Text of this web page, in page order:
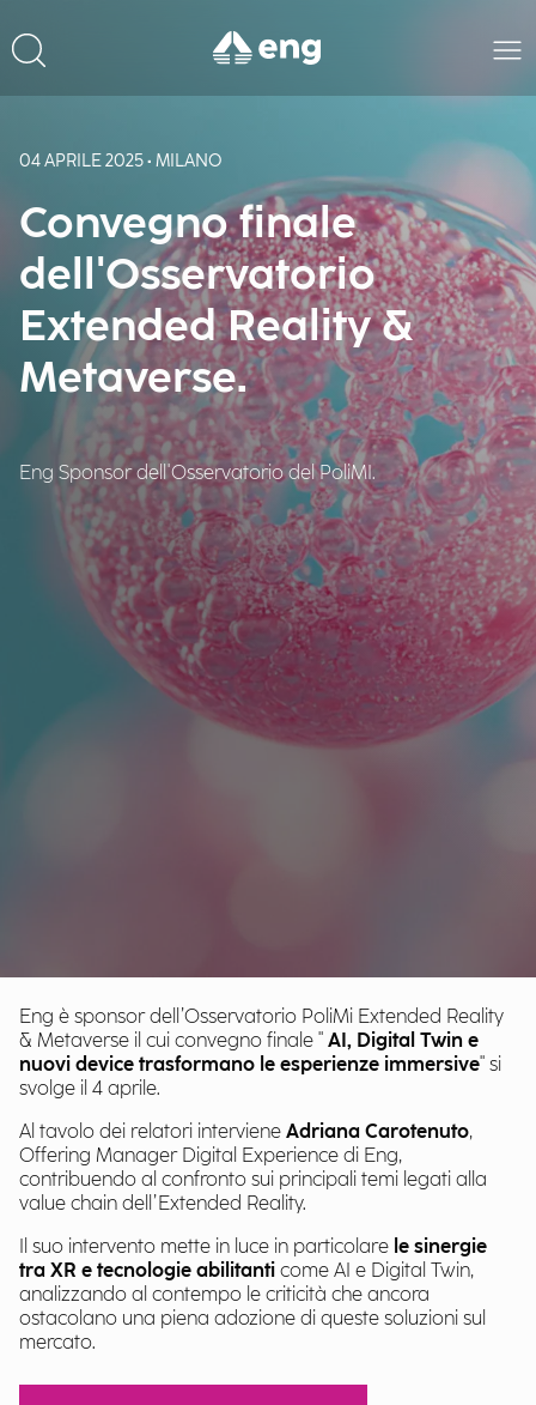
04 APRILE 2025 • MILANO
Convegno finale
dell'Osservatorio
Extended Reality &
Metaverse.
Eng Sponsor dell'Osservatorio del PoliMI.
Eng è sponsor dell’Osservatorio PoliMi Extended Reality
& Metaverse il cui convegno finale " AI, Digital Twin e
nuovi device trasformano le esperienze immersive" si
svolge il 4 aprile.
Al tavolo dei relatori interviene Adriana Carotenuto,
Offering Manager Digital Experience di Eng,
contribuendo al confronto sui principali temi legati alla
value chain dell’Extended Reality.
Il suo intervento mette in luce in particolare le sinergie
tra XR e tecnologie abilitanti come AI e Digital Twin,
analizzando al contempo le criticità che ancora
ostacolano una piena adozione di queste soluzioni sul
mercato.